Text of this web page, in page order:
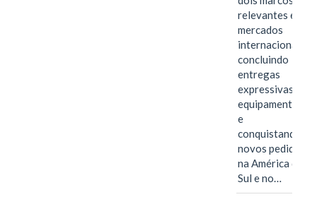
relevantes em
mercados
internacionais,
concluindo
entregas
expressivas de
equipamentos
e
conquistando
novos pedidos
na América do
Sul e no…